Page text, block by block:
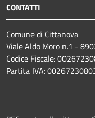
CONTATTI
Comune di Cittanova
Viale Aldo Moro n.1 -
Codice Fiscale:
Partita IVA: